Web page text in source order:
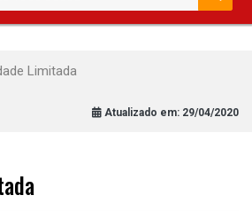
Limitada
Atualizado em: 29/04/2020